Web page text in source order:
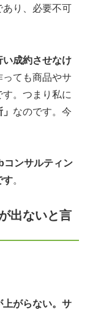
あり、必要不可
い成約させなけ
ても商品やサ
。つまり私に
なのです。今
コンサルティン
す。
出ないと言
上がらない。サ